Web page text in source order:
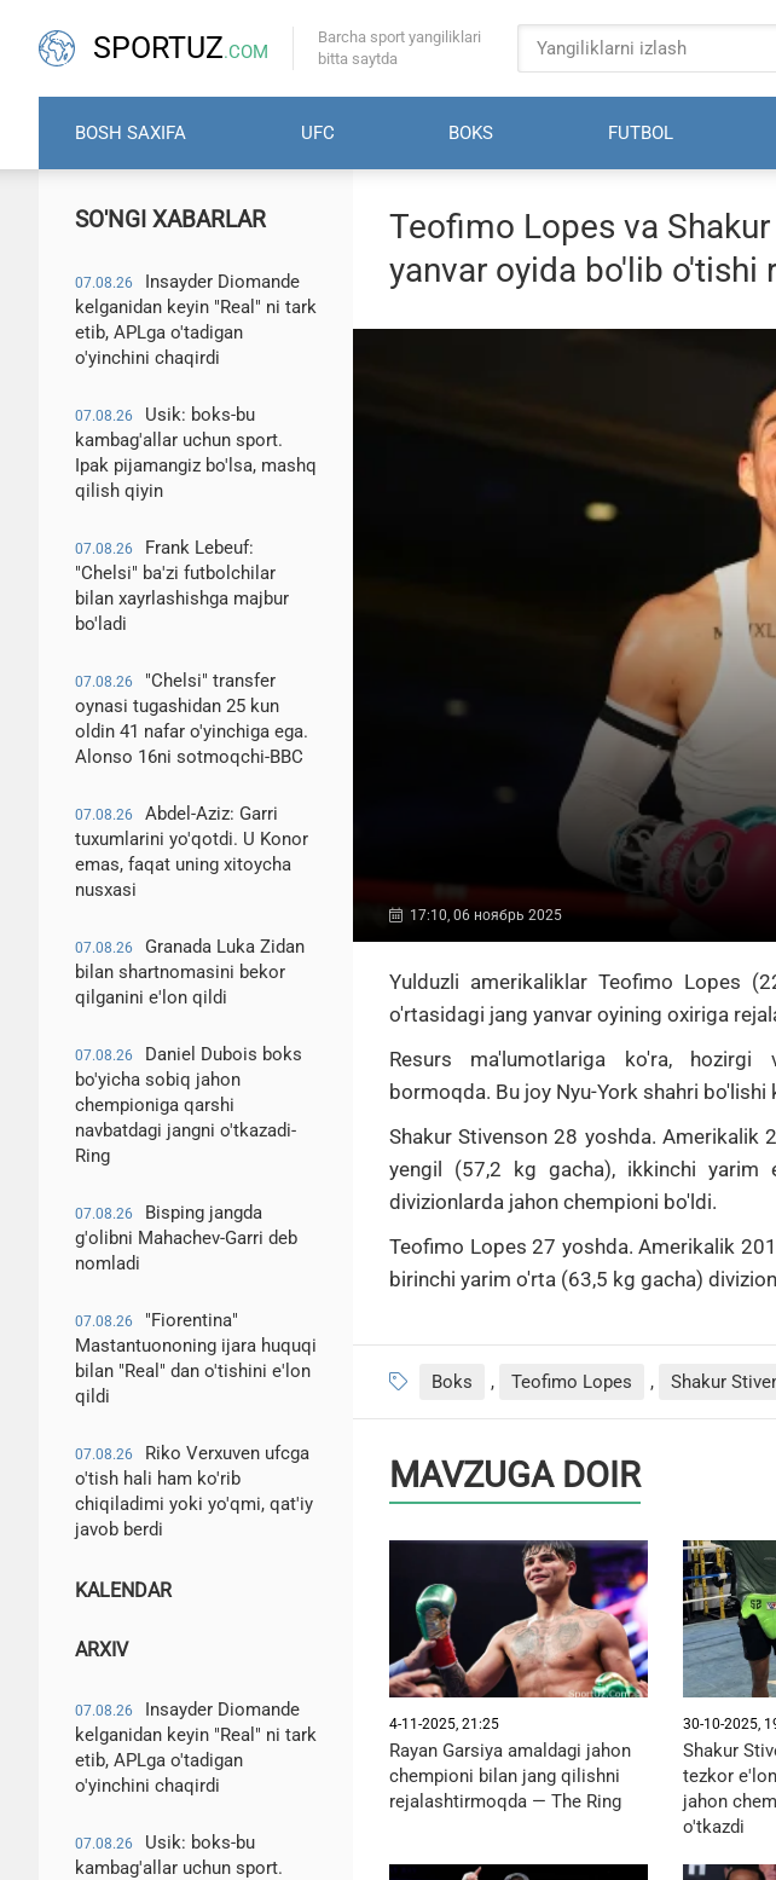
SPORTUZ.COM
Barcha sport yangiliklari
bitta saytda
BOSH SAXIFA UFC BOKS FUTBOL
SO'NGI XABARLAR
07.08.26
Insayder Diomande
kelganidan keyin "Real" ni tark
etib, APLga o'tadigan
o'yinchini chaqirdi
07.08.26
Usik: boks-bu
kambag'allar uchun sport.
Ipak pijamangiz bo'lsa, mashq
qilish qiyin
07.08.26
Frank Lebeuf:
"Chelsi" ba'zi futbolchilar
bilan xayrlashishga majbur
bo'ladi
07.08.26
"Chelsi" transfer
oynasi tugashidan 25 kun
oldin 41 nafar o'yinchiga ega.
Alonso 16ni sotmoqchi-BBC
07.08.26
Abdel-Aziz: Garri
tuxumlarini yo'qotdi. U Konor
emas, faqat uning xitoycha
nusxasi
07.08.26
Granada Luka Zidan
bilan shartnomasini bekor
qilganini e'lon qildi
07.08.26
Daniel Dubois boks
bo'yicha sobiq jahon
chempioniga qarshi
navbatdagi jangni o'tkazadi-
Ring
07.08.26
Bisping jangda
g'olibni Mahachev-Garri deb
nomladi
07.08.26
"Fiorentina"
Mastantuononing ijara huquqi
bilan "Real" dan o'tishini e'lon
qildi
07.08.26
Riko Verxuven ufcga
o'tish hali ham ko'rib
chiqiladimi yoki yo'qmi, qat'iy
javob berdi
KALENDAR
ARXIV
07.08.26
Insayder Diomande
kelganidan keyin "Real" ni tark
etib, APLga o'tadigan
o'yinchini chaqirdi
07.08.26
Usik: boks-bu
kambag'allar uchun sport.
Teofimo Lopes va
yanvar oyida bo'lib o'tishi
17:10, 06 ноябрь 2025
Yulduzli amerikaliklar Teofimo Lopes
o'rtasidagi jang yanvar oyining oxiriga
Resurs ma'lumotlariga ko'ra,
bormoqda. Bu joy Nyu-York shahri
Shakur Stivenson 28 yoshda. Amerikalik
yengil (57,2 kg gacha), ikkinchi
divizionlarda jahon chempioni bo'ldi.
Teofimo Lopes 27 yoshda. Amerikalik
birinchi yarim o'rta (63,5 kg gacha)
Boks , Teofimo Lopes , Shakur
MAVZUGA DOIR
4-11-2025, 21:25
Rayan Garsiya amaldagi jahon
chempioni bilan jang qilishni
rejalashtirmoqda — The Ring
30-10-2025,
Shakur
tezkor
jahon
o'tkazdi